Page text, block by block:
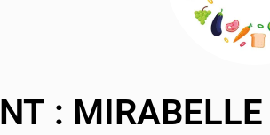
: MIRABELLE